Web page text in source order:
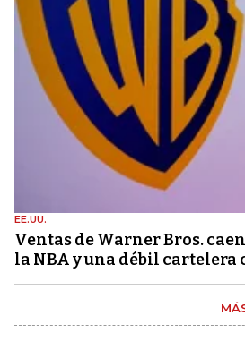
EE.UU.
Ventas de Warner Bros.
la NBA y una débil